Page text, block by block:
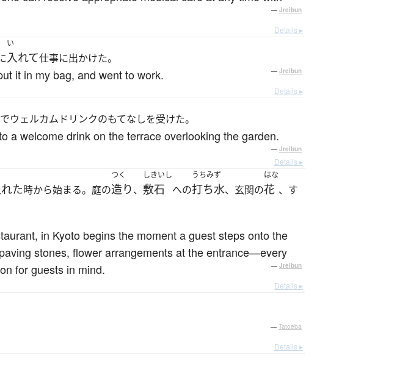
— Jreibun
Details ▸
い
入れて仕事に出かけた。
it in my bag, and went to work. — Jreibun
Details ▸
ウェルカムドリンクのもてなしを受けた。
a welcome drink on the terrace overlooking the garden.
— Jreibun
Details ▸
た時から始まる。庭の
つく
造り、
しきいし
敷石 への
うちみず
打ち水、玄関の
はな
花 、す
in Kyoto begins the moment a guest steps onto the
stones, flower arrangements at the entrance—every
for guests in mind.
— Jreibun
Details ▸
— Tatoeba
Details ▸